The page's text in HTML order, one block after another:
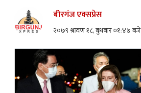
बीरगंज एक्सप्रेस
२०७९ श्रावण १८, बुधबार ०१:४७ बजे